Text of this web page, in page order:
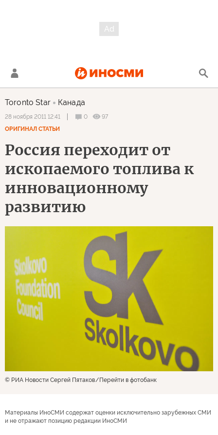
Toronto Star Канада
28 ноября 2011 12:41 0
97
ОРИГИНАЛ СТАТЬИ
Россия переходит от
ископаемого топлива к
инновационному
развитию
© РИА Новости Сергей Пятаков Перейти в фотобанк
Материалы ИноСМИ содержат оценки исключительно зарубежных СМИ
и не отражают позицию редакции ИноСМИ